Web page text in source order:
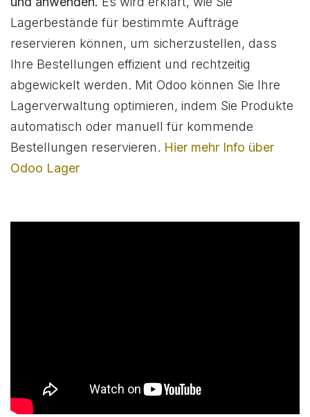
Lagerbestände für bestimmte Aufträge
reservieren können, um sicherzustellen, dass
Ihre Bestellungen effizient und rechtzeitig
abgewickelt werden. Mit Odoo können Sie Ihre
Lagerverwaltung optimieren, indem Sie Produkte
automatisch oder manuell für kommende
Bestellungen reservieren. Hier mehr Info über
Odoo Lager